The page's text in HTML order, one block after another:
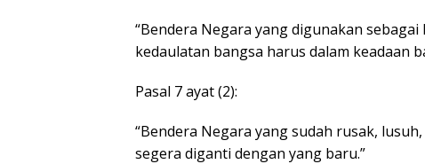
“Bendera Negara yang digunakan
kedaulatan bangsa harus dalam keadaan
Pasal 7 ayat (2):
“Bendera Negara yang sudah rusak,
segera diganti dengan yang baru.”